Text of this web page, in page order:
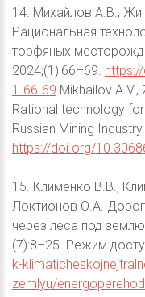
14. Михайлов А.В.,
Рациональная
торфяных
2024;(1):66–69.
1-66-69 Mikhailov A.V.,
Rational technology
Russian Mining
https://doi.org/
15. Клименко В.В.,
Локтионов О.А.
через леса под
(7):8–25. Режим
k-
zemlyu/